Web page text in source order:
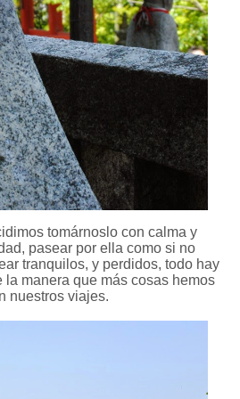
tomárnoslo con calma y
pasear por ella como si no
tranquilos, y perdidos, todo hay
la manera que más cosas hemos
nuestros viajes.